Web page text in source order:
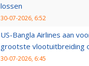
lossen
30-07-2026, 6:52
US-Bangla Airlines aan
grootste vlootuitbreiding
30-07-2026, 6:45